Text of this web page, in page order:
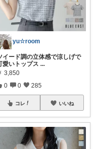
yu☆room
イード調の立体感で涼しげで
愛いトップス ...
3,850
0 0 285
コレ いいね